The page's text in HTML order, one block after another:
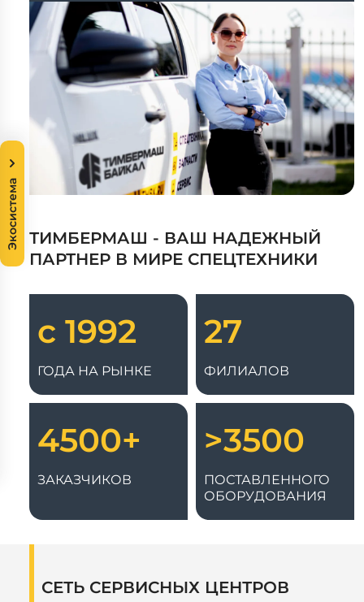
ТИМБЕРМАШ - ВАШ НАДЕЖНЫЙ
ПАРТНЕР В МИРЕ СПЕЦТЕХНИКИ
с 1992
ГОДА НА РЫНКЕ
27
ФИЛИАЛОВ
4500+
ЗАКАЗЧИКОВ
>3500
ПОСТАВЛЕННОГО
ОБОРУДОВАНИЯ
СЕТЬ СЕРВИСНЫХ ЦЕНТРОВ
Экосистема